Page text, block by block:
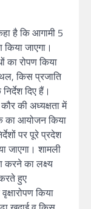
है कि आगामी 5
जाएगा।
का रोपण किया
किस प्रजाति
दिए हैं।
की अध्यक्षता में
का आयोजन किया
पर पूरे प्रदेश
जाएगा। शामली
करने का लक्ष्य
हुए
किया